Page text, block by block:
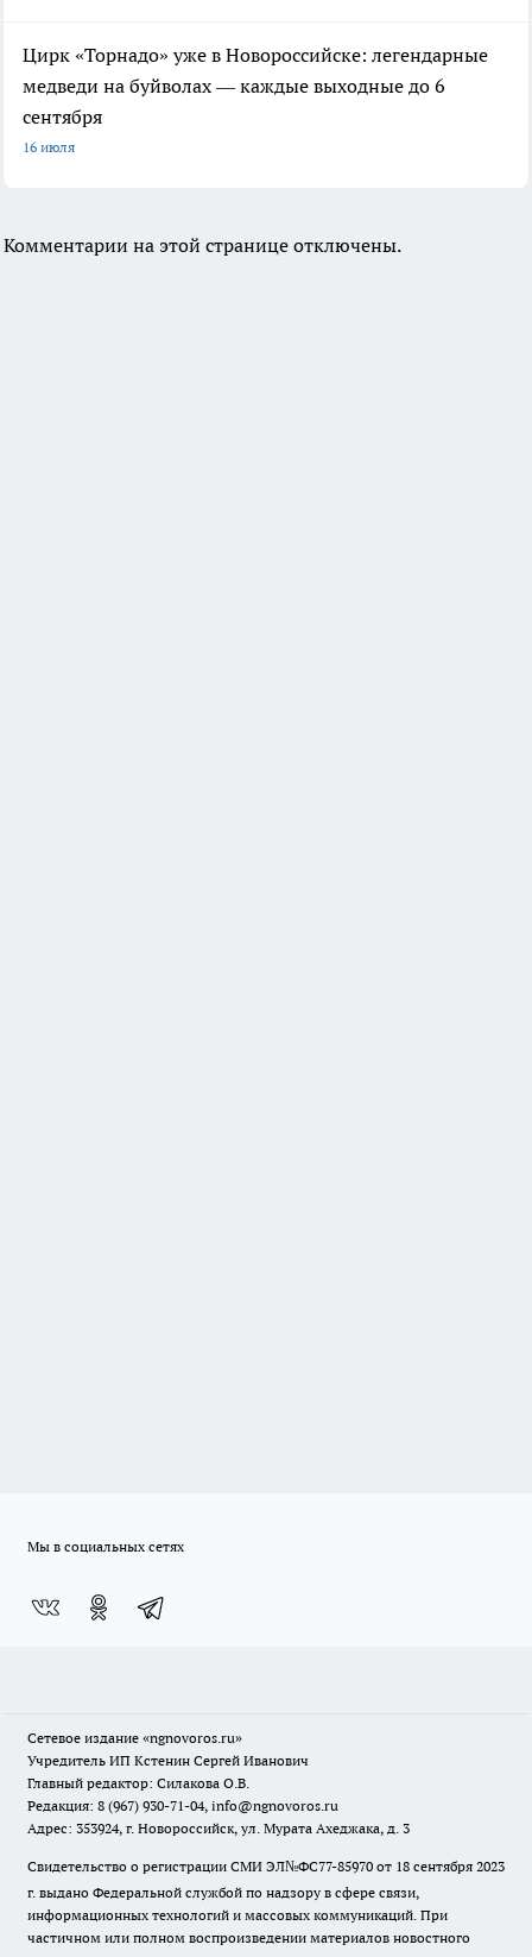
Цирк «Торнадо» уже в Новороссийске: легендарные
медведи на буйволах — каждые выходные до 6
сентября
16 июля
Комментарии на этой странице отключены.
Мы в социальных сетях
Сетевое издание «ngnovoros.ru»
Учредитель ИП Кстенин Сергей Иванович
Главный редактор: Силакова О.В.
Редакция: 8 (967) 930-71-04, info@ngnovoros.ru
Адрес: 353924, г. Новороссийск, ул. Мурата Ахеджака, д. 3
Свидетельство о регистрации СМИ ЭЛ№ФС77-85970 от 18 сентября 2023
г. выдано Федеральной службой по надзору в сфере связи,
информационных технологий и массовых коммуникаций. При
частичном или полном воспроизведении материалов новостного